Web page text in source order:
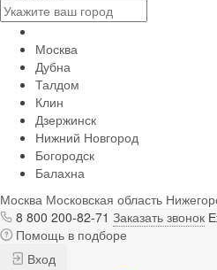
Москва
Дубна
Талдом
Клин
Дзержинск
Нижний Новгород
Богородск
Балахна
Москва Московская область
8 800 200-82-71 Заказать звонок
Помощь в подборе
Вход